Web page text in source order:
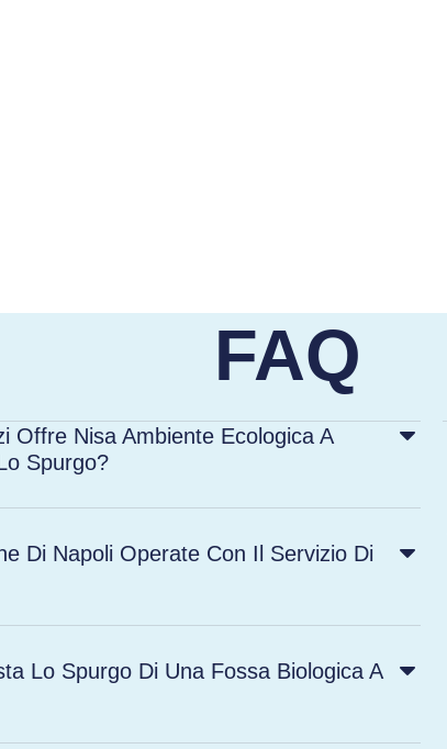
FAQ
Offre Nisa Ambiente Ecologica A
Spurgo?
Di Napoli Operate Con Il Servizio Di
Lo Spurgo Di Una Fossa Biologica A